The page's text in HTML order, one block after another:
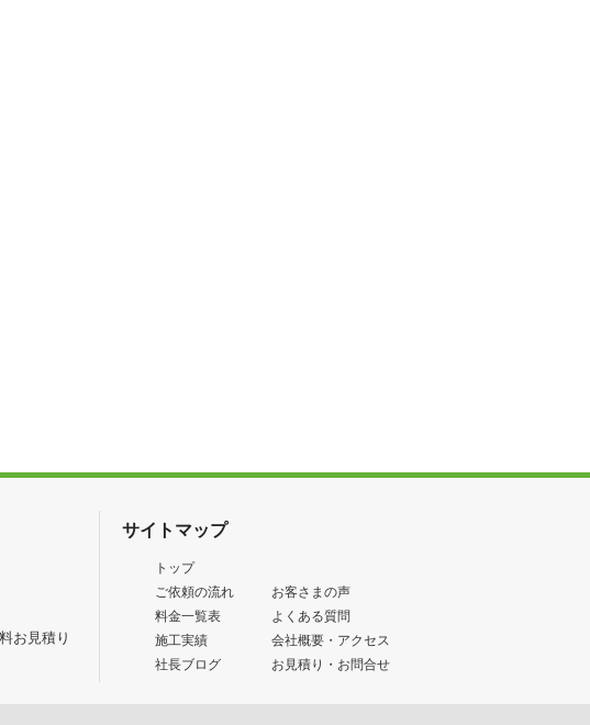
サイトマップ
トップ
ご依頼の流れ
料金一覧表
施工実績
社長ブログ
お客さまの声
よくある質問
会社概要・アクセス
お見積り・お問合せ